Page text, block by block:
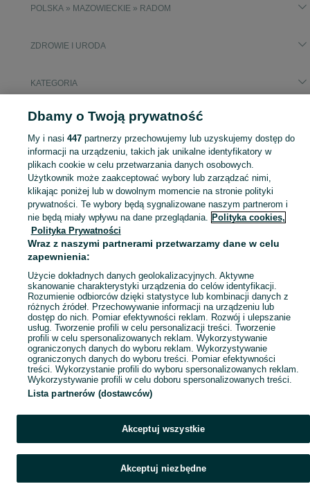
POLSKA » MAZOWIECKIE » RADOM
ZDROWIE I URODA
KATEGORIA
Popularne wyszukiwania
littmann stetoskop
Sprzedaż produktów zdrowia i urody Radom ▶️ Kosmetyki, perfumy, sprzęt medyczny ✅ Nowe i używane w najlepszych cenach ☝ Znajdź ogłoszenia na OLX.pl! Zobacz
Mapa kategorii
Mapa miejscowości
Mapa ministron
Popularne wyszukiwania
Dbamy o Twoją prywatność
My i nasi 447partnerzy przechowujemy lub uzyskujemy dostęp do
informacji na urządzeniu, takich jak unikalne identyfikatory w
plikach cookie w celu przetwarzania danych osobowych.
Użytkownik może zaakceptować wybory lub zarządzać nimi,
klikając poniżej lub w dowolnym momencie na stronie polityki
prywatności. Te wybory będą sygnalizowane naszym partnerom i
nie będą miały wpływu na dane przeglądania. Polityka cookies,
Polityka Prywatności
Wraz z naszymi partnerami przetwarzamy dane w celu
zapewnienia:
Użycie dokładnych danych geolokalizacyjnych. Aktywne
skanowanie charakterystyki urządzenia do celów identyfikacji.
Rozumienie odbiorców dzięki statystyce lub kombinacji danych z
różnych źródeł. Przechowywanie informacji na urządzeniu lub
dostęp do nich. Pomiar efektywności reklam. Rozwój i ulepszanie
usług. Tworzenie profili w celu personalizacji treści. Tworzenie
profili w celu spersonalizowanych reklam. Wykorzystywanie
ograniczonych danych do wyboru reklam. Wykorzystywanie
ograniczonych danych do wyboru treści. Pomiar efektywności
treści. Wykorzystanie profili do wyboru spersonalizowanych reklam.
Wykorzystywanie profili w celu doboru spersonalizowanych treści.
Lista partnerów (dostawców)
Akceptuj wszystkie
Akceptuj niezbędne